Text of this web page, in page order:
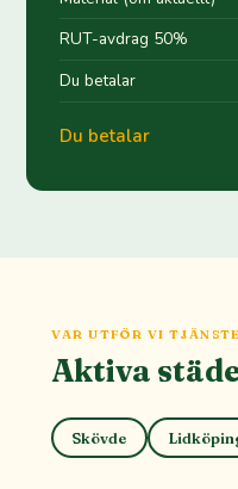
RUT-avdrag 50%
Du betalar
Du betalar
VAR UTFÖR VI
Aktiva
Skövde